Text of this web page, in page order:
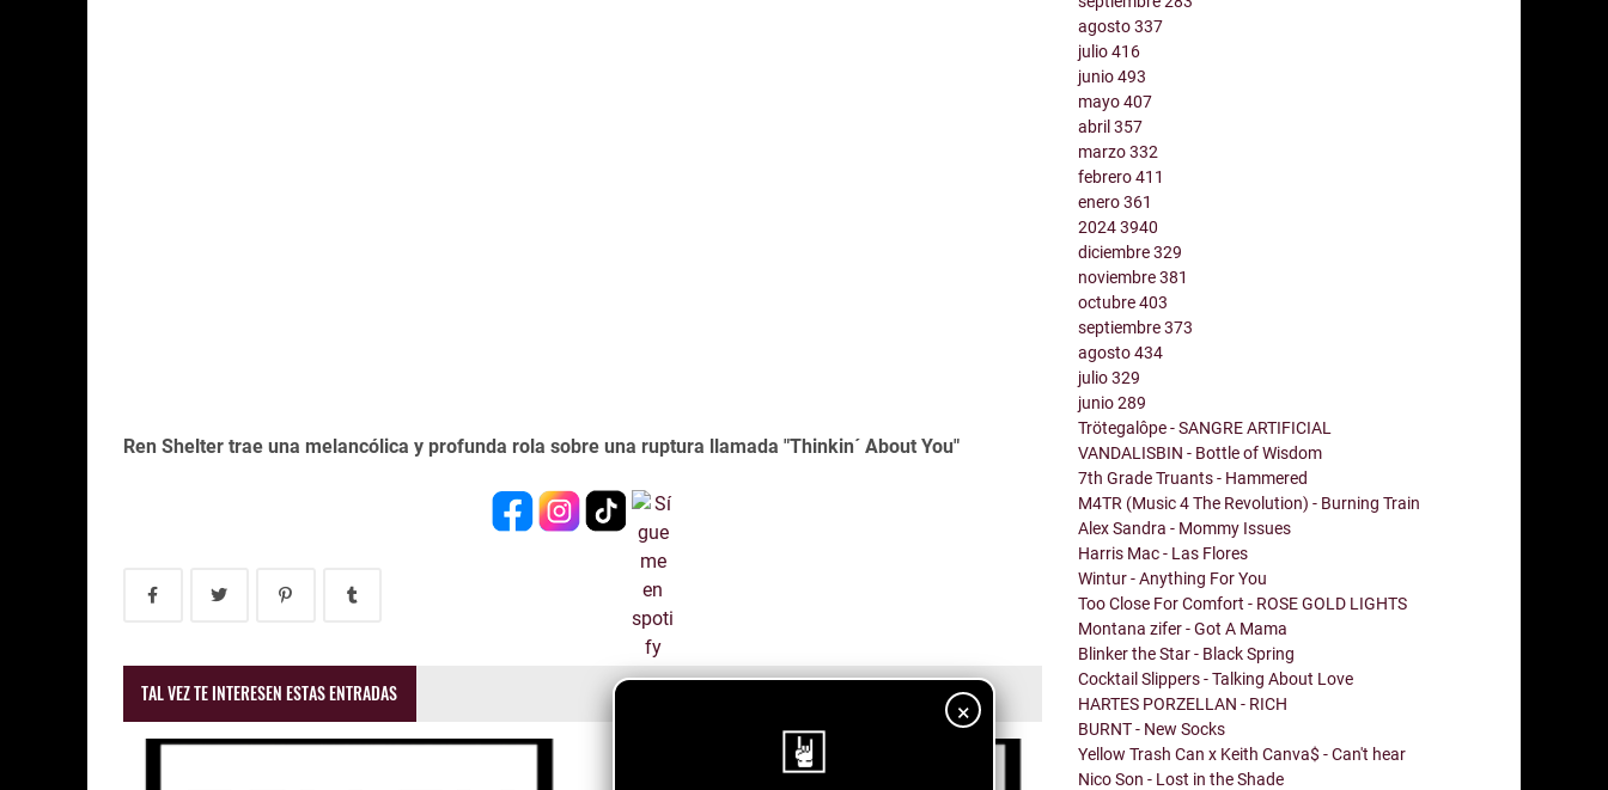
×
Ren Shelter trae una melancólica y profunda rola sobre una ruptura llamada "Thinkin´ About You"
TAL VEZ TE INTERESEN ESTAS ENTRADAS
agosto337
julio416
junio493
mayo407
abril357
marzo332
febrero411
enero361
20243940
diciembre329
noviembre381
octubre403
septiembre373
agosto434
julio329
junio289
Trötegalôpe - SANGRE ARTIFICIAL
VANDALISBIN - Bottle of Wisdom
7th Grade Truants - Hammered
M4TR (Music 4 The Revolution) - Burning Train
Alex Sandra - Mommy Issues
Harris Mac - Las Flores
Wintur - Anything For You
Too Close For Comfort - ROSE GOLD LIGHTS
Montana zifer - Got A Mama
Blinker the Star - Black Spring
Cocktail Slippers - Talking About Love
HARTES PORZELLAN - RICH
BURNT - New Socks
Yellow Trash Can x Keith Canva$ - Can't hear
Nico Son - Lost in the Shade